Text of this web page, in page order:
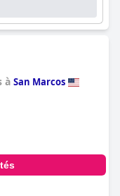
à San Marcos